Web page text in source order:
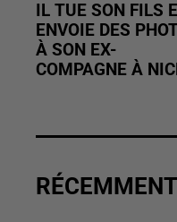
IL TUE SON FILS
ENVOIE DES
À SON EX-
COMPAGNE À